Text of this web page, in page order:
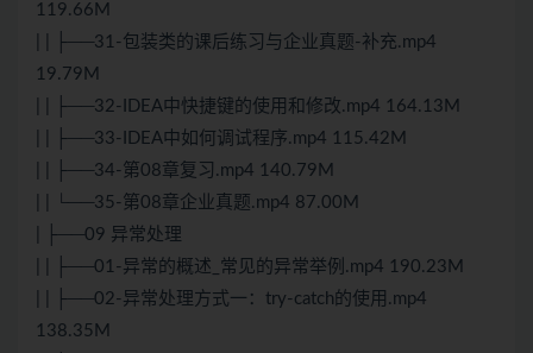
119.66M
| | ├──31-包装类的课后练习与企业真题-补充.mp4
19.79M
| | ├──32-IDEA中快捷键的使用和修改.mp4 164.13M
| | ├──33-IDEA中如何调试程序.mp4 115.42M
| | ├──34-第08章复习.mp4 140.79M
| | └──35-第08章企业真题.mp4 87.00M
| ├──09 异常处理
| | ├──01-异常的概述_常见的异常举例.mp4 190.23M
| | ├──02-异常处理方式一：try-catch的使用.mp4
138.35M